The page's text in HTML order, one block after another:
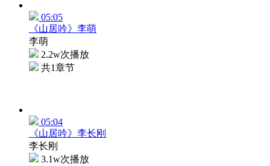
05:05
《山居吟》李萌
李萌
2.2w次播放
共1章节
05:04
《山居吟》李长刚
李长刚
3.1w次播放